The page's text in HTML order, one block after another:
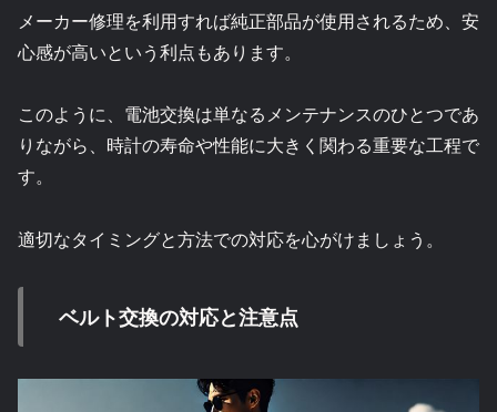
メーカー修理を利用すれば純正部品が使用されるため、安
心感が高いという利点もあります。
このように、電池交換は単なるメンテナンスのひとつであ
りながら、時計の寿命や性能に大きく関わる重要な工程で
す。
適切なタイミングと方法での対応を心がけましょう。
ベルト交換の対応と注意点